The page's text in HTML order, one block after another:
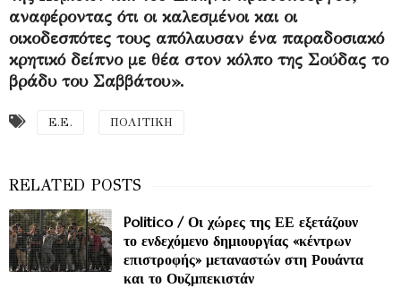
αναφέροντας ότι οι καλεσμένοι και οι
οικοδεσπότες τους απόλαυσαν ένα παραδοσιακό
κρητικό δείπνο με θέα στον κόλπο της Σούδας το
βράδυ του Σαββάτου».
Ε.Ε. ΠΟΛΙΤΙΚΗ
Politico / Οι χώρες της ΕΕ εξετάζουν
το ενδεχόμενο δημιουργίας «κέντρων
επιστροφής» μεταναστών στη Ρουάντα
και το Ουζμπεκιστάν